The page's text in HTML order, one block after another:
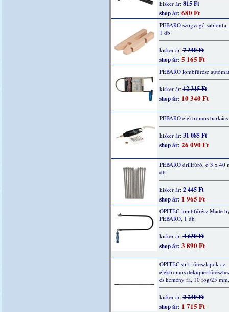
kisker ár:815 Ft
shop ár: 680 Ft
PEBARO szögvágó
1 db
kisker ár:7 340 Ft
shop ár: 5 165 Ft
PEBARO lombfűrész
kisker ár:12 315 Ft
shop ár: 10 340 Ft
PEBARO elektromos
kisker ár:31 085 Ft
shop ár: 26 090 Ft
PEBARO drillfúró, ø 3 x 40
db
kisker ár:2 445 Ft
shop ár: 1 965 Ft
OPITEC-lombfűrész Made
PEBARO, 1 db
kisker ár:4 630 Ft
shop ár: 3 890 Ft
OPITEC stift fűrészlapok az
elektromos
és kemény fa, 10 fog/25
kisker ár:2 240 Ft
shop ár: 1 715 Ft